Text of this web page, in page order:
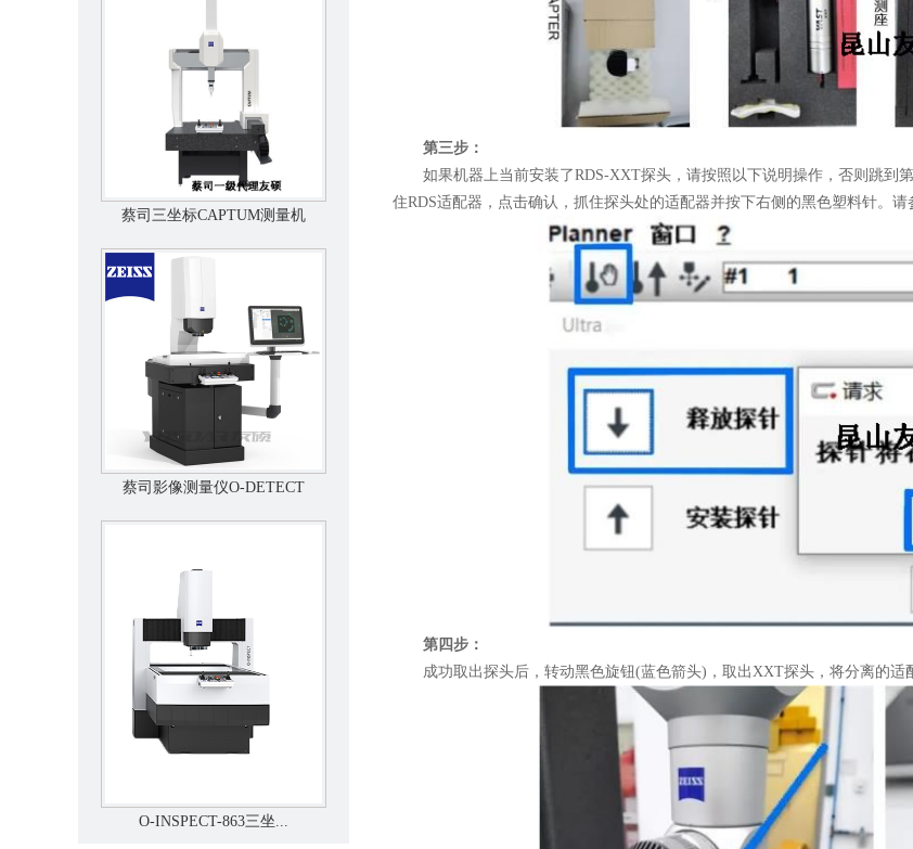
蔡司三坐标CAPTUM测量机
蔡司影像测量仪O-DETECT
O-INSPECT-863三坐...
第三步：
如果机器上当前安装了RDS-XXT探头，请按照以下说明操作，否则跳到
住RDS适配器，点击确认，抓住探头处的适配器并按下右侧的黑色塑料针。
第四步：
成功取出探头后，转动黑色旋钮(蓝色箭头)，取出XXT探头，将分离的适